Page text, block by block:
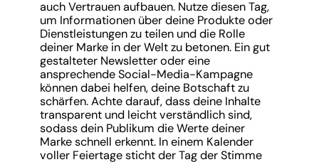
auch Vertrauen aufbauen. Nutze diesen Tag,
um Informationen über deine Produkte oder
Dienstleistungen zu teilen und die Rolle
deiner Marke in der Welt zu betonen. Ein gut
gestalteter Newsletter oder eine
ansprechende Social-Media-Kampagne
können dabei helfen, deine Botschaft zu
schärfen. Achte darauf, dass deine Inhalte
transparent und leicht verständlich sind,
sodass dein Publikum die Werte deiner
Marke schnell erkennt. In einem Kalender
voller Feiertage sticht der Tag der Stimme